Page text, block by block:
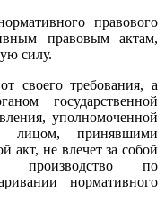
правового
правовым актам,
силу.
своего требования, а
государственной
уполномоченной
лицом, принявшими
акт, не влечет за собой
производство по
нормативного